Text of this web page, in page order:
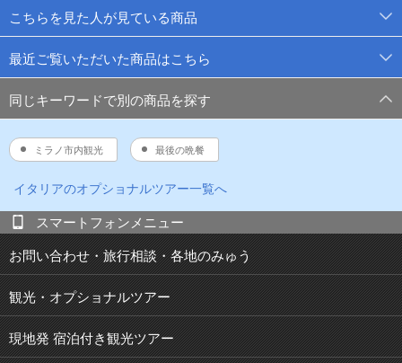
こちらを見た人が見ている商品
最近ご覧いただいた商品はこちら
同じキーワードで別の商品を探す
ミラノ市内観光 最後の晩餐
イタリアのオプショナルツアー一覧へ
スマートフォンメニュー
お問い合わせ・旅行相談・各地のみゅう
観光・オプショナルツアー
現地発 宿泊付き観光ツアー